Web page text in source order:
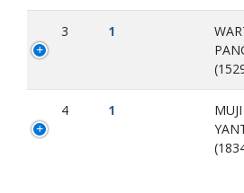
3 1
4 1
MUJI